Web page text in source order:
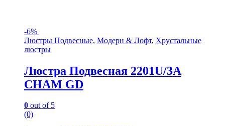
-6%
Люстры Подвесные, Модерн & Лофт, Хрустальные
люстры
Люстра Подвесная 2201U/3A
CHAM GD
0 out of 5
(0)